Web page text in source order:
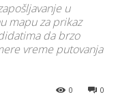
u
mapu za prikaz
da brzo
vreme putovanja
0
0